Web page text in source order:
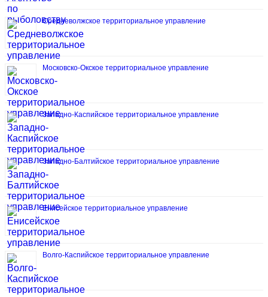
Средневолжское территориальное управление
Московско-Окское территориальное управление
Западно-Каспийское территориальное управление
Западно-Балтийское территориальное управление
Енисейское территориальное управление
Волго-Каспийское территориальное управление